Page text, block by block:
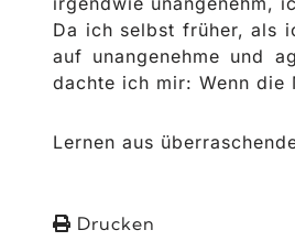
Da ich selbst früher, als
auf unangenehme und
dachte ich mir: Wenn die
Lernen aus
Drucken